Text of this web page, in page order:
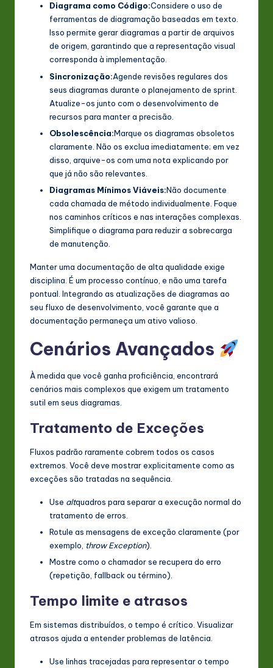
Diagrama como Código:Considere o uso de
ferramentas de diagramação baseadas em texto.
Isso permite gerar diagramas a partir de arquivos
de origem, garantindo que a representação visual
corresponda à implementação.
Sincronização:Agende revisões regulares dos
seus diagramas durante o planejamento de sprint.
Atualize-os junto com o desenvolvimento de
recursos para manter a precisão.
Obsolescência:Marque os diagramas obsoletos
claramente. Não os exclua imediatamente; em vez
disso, arquive-os com uma nota explicando por
que já não são relevantes.
Diagramas Mínimos Viáveis:Não documente
cada chamada de método individualmente. Foque
nos caminhos críticos e nas interações complexas.
Simplifique o diagrama para reduzir a sobrecarga
de manutenção.
Manter uma documentação de alta qualidade exige
disciplina. É um processo contínuo, e não uma tarefa
pontual. Integrando as atualizações de diagramas ao
seu fluxo de desenvolvimento, você garante que a
documentação permaneça um ativo valioso.
Cenários Avançados
À medida que você ganha proficiência, encontrará
cenários mais complexos que exigem um tratamento
sutil em seus diagramas.
Tratamento de Exceções
Fluxos padrão raramente cobrem todos os casos
extremos. Você deve mostrar explicitamente como as
exceções são tratadas na sequência.
Use altquadros para separar a execução normal do
tratamento de erros.
Rotule as mensagens de exceção claramente (por
exemplo, throw Exception).
Mostre como o chamador se recupera do erro
(repetição, fallback ou término).
Tempo limite e atrasos
Em sistemas distribuídos, o tempo é crítico. Visualizar
atrasos ajuda a entender problemas de latência.
Use linhas tracejadas para representar o tempo